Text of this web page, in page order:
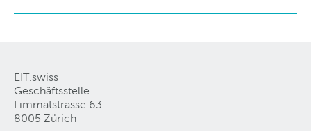
EIT.swiss
Geschäftsstelle
Limmatstrasse 63
8005 Zürich